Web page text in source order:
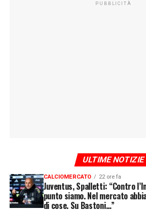
PUBBLICITÀ
ULTIME NOTIZIE
CALCIOMERCATO 22 ore fa
Juventus, Spalletti: “Contro
punto siamo. Nel mercato
di cose. Su Bastoni…”